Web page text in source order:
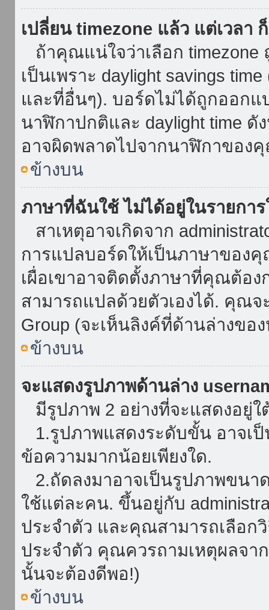
เปลี่ยน timezone แล้ว แต่เวลา
ถ้าคุณแน่ใจว่าเลือก timezone
เป็นเพราะ daylight savings
และที่อื่นๆ). บอร์ดไม่ได้ถูกออกแ
นาฬิกาปกติและ daylight time
อาจผิดพลาดไปจากนาฬิกาของ
ข้างบน
ภาษาที่ฉันใช้ ไม่ได้อยู่ในรายการ
สาเหตุอาจเกิดจาก
การแปลบอร์ดให้เป็นภาษาของ
เผื่อเขาอาจติดตั้งภาษาที่คุณต้อ
สามารถแปลด้วยตัวเองได้. คุณจ
Group (จะเห็นลิงค์ที่ด้านล่างขอ
ข้างบน
จะแสดงรูปภาพด้านล่าง
มีรูปภาพ 2 อย่างที่จะแสดงอยู่ใ
1.รูปภาพแสดงระดับขั้น อาจเ
ข้อความมากน้อยเพียงใด.
2.ถัดลงมาอาจเป็นรูปภาพขนา
ใช้แต่ละคน. ขึ้นอยู่กับ
ประจำตัว และคุณสามารถเลือก
ประจำตัว คุณควรถามเหตุผลจา
นั้นจะต้องดีพอ!)
ข้างบน